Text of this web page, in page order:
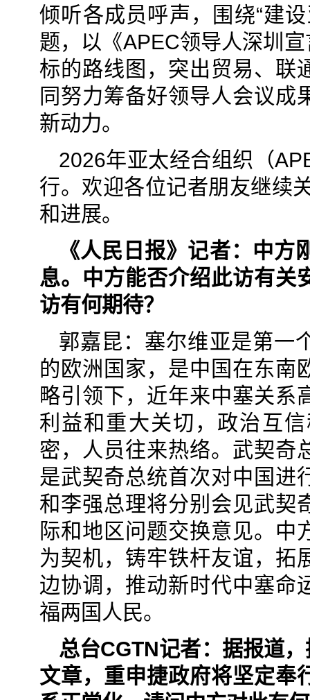
倾听各成员呼声，围绕“建
题，以《APEC领导人深圳
标的路线图，突出贸易、联
同努力筹备好领导人会议成
新动力。
2026年亚太经合组织（
行。欢迎各位记者朋友继续
和进展。
《人民日报》记者：中
息。中方能否介绍此访有关
访有何期待？
郭嘉昆：塞尔维亚是第一
的欧洲国家，是中国在东南
略引领下，近年来中塞关系
利益和重大关切，政治互
密，人员往来热络。武契奇
是武契奇总统首次对中国进
和李强总理将分别会见武契
际和地区问题交换意见。中
为契机，铸牢铁杆友谊，拓
边协调，推动新时代中塞命
福两国人民。
总台CGTN记者：据报道
文章，重申捷政府将坚定奉